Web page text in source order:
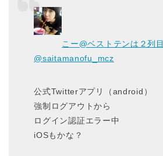
こー@ベストテンは２列目
@saitamanofu_mcz
公式Twitterアプリ（android）
強制ログアウトから
ログイン認証エラー中
iOSもかな？